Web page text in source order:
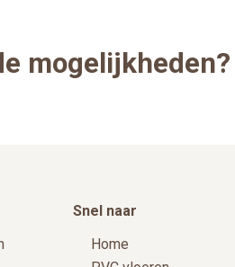
mogelijkheden?
Snel naar
Home